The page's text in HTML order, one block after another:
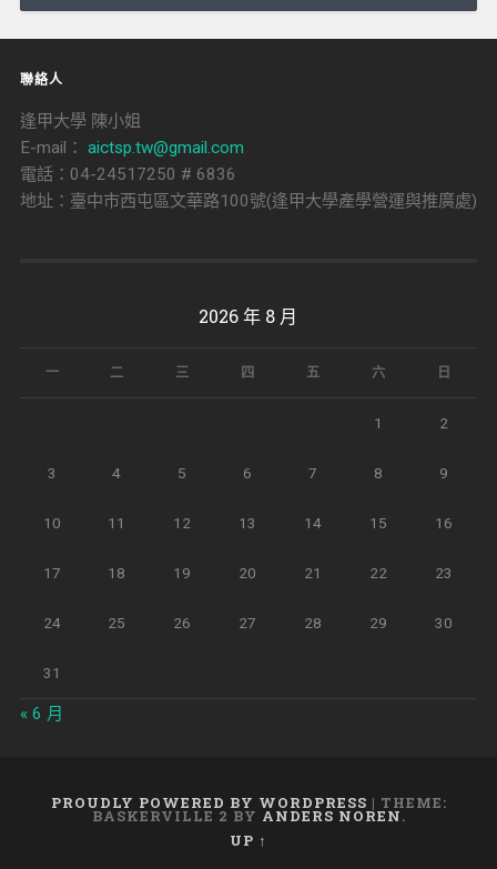
覽
聯絡人
逢甲大學 陳小姐
E-mail： aictsp.tw@gmail.com
電話：04-24517250 # 6836
地址：臺中市西屯區文華路100號(逢甲大學產學營運與推廣處)
2026 年 8 月
一 二 三 四 五 六 日
1 2
3 4 5 6 7 8 9
10 11 12 13 14 15 16
17 18 19 20 21 22 23
24 25 26 27 28 29 30
31
« 6 月
PROUDLY POWERED BY WORDPRESS | THEME:
BASKERVILLE 2 BY ANDERS NOREN.
UP ↑